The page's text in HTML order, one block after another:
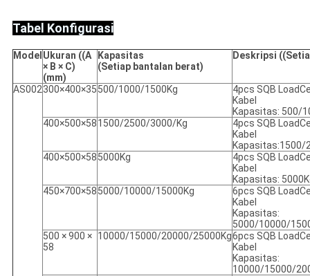
Tabel Konfigurasi
Model Ukuran ((A
× B × C)
(mm)
Kapasitas
(Setiap bantalan berat)
Deskripsi
AS002300×400×35500/1000/1500Kg
4pcs SQB
Kabel
Kapasitas: 500/
400×500×581500/2500/3000/Kg
4pcs SQB
Kabel
Kapasitas:1500/
400×500×585000Kg
4pcs SQB
Kabel
Kapasitas:
450×700×585000/10000/15000Kg
6pcs SQB
Kabel
Kapasitas:
5000/10000/
500 × 900 ×
58
10000/15000/20000/25000Kg6pcs SQB
Kabel
Kapasitas:
10000/15000/